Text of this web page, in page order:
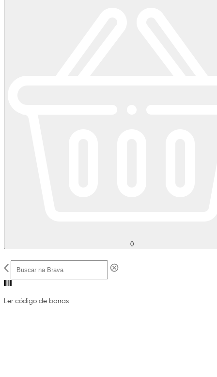
0
Ler código de barras